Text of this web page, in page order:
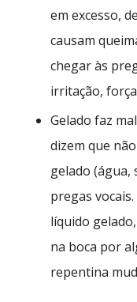
em excesso,
causam
chegar às
irritação,
Gelado faz
dizem que
gelado (água,
pregas
líquido
na boca por
repentina